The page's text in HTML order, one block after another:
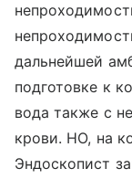
дальнейшей
подготовке к
вода также с
крови. НО, на
Эндоскопист